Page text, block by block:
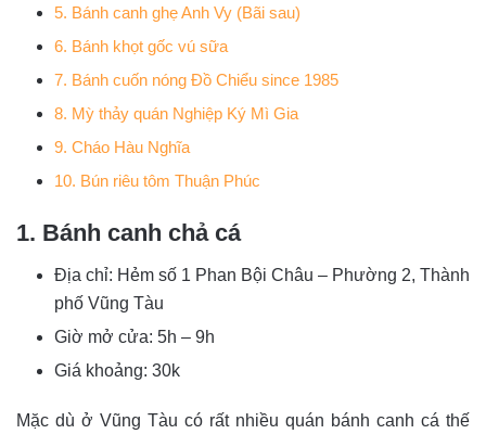
5. Bánh canh ghẹ Anh Vy (Bãi sau)
6. Bánh khọt gốc vú sữa
7. Bánh cuốn nóng Đồ Chiểu since 1985
8. Mỳ thảy quán Nghiệp Ký Mì Gia
9. Cháo Hàu Nghĩa
10. Bún riêu tôm Thuận Phúc
1. Bánh canh chả cá
Địa chỉ: Hẻm số 1 Phan Bội Châu – Phường 2, Thành
phố Vũng Tàu
Giờ mở cửa: 5h – 9h
Giá khoảng: 30k
Mặc dù ở Vũng Tàu có rất nhiều quán bánh canh cá thế